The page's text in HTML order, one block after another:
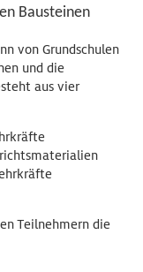
Bausteinen
von Grundschulen
und die
aus vier
Teilnehmern die